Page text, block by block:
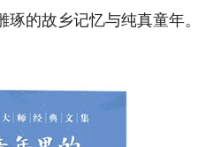
的故乡记忆与纯真童年。